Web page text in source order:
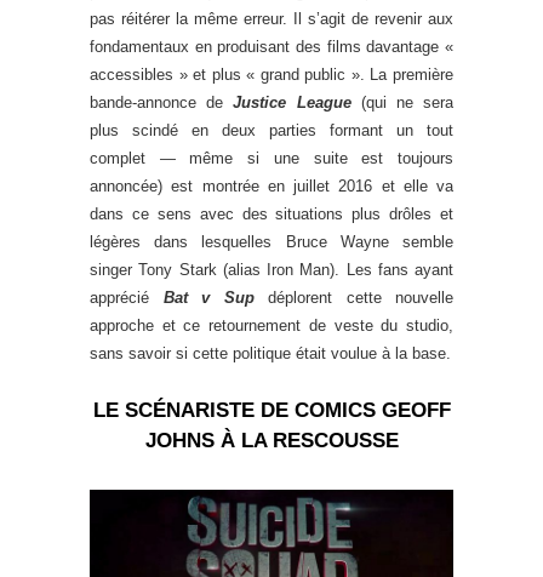
pas réitérer la même erreur. Il s’agit de revenir aux
fondamentaux en produisant des films davantage «
accessibles » et plus « grand public ». La première
bande-annonce deJustice League(qui ne sera
plus scindé en deux parties formant un tout
complet — même si une suite est toujours
annoncée) est montrée en juillet 2016 et elle va
dans ce sens avec des situations plus drôles et
légères dans lesquelles Bruce Wayne semble
singer Tony Stark (alias Iron Man). Les fans ayant
apprécié Bat v Supdéplorent cette nouvelle
approche et ce retournement de veste du studio,
sans savoir si cette politique était voulue à la base.
LE SCÉNARISTE DE COMICS GEOFF
JOHNS À LA RESCOUSSE